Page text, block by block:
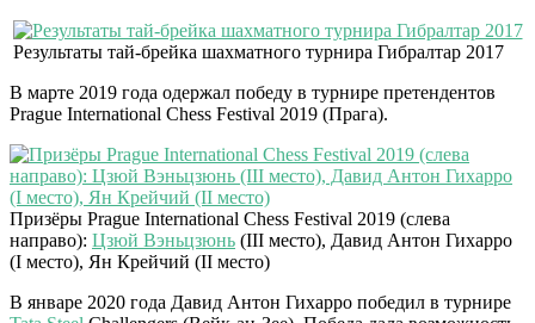
Результаты тай-брейка шахматного турнира Гибралтар 2017
В марте 2019 года одержал победу в турнире претендентов
Prague International Chess Festival 2019 (Прага).
Призёры Prague International Chess Festival 2019 (слева
направо): Цзюй Вэньцзюнь (III место), Давид Антон Гихарро
(I место), Ян Крейчий (II место)
В январе 2020 года Давид Антон Гихарро победил в турнире